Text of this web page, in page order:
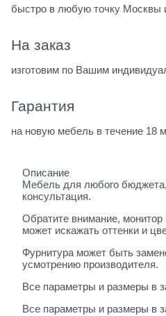
быстро в любую точку Москвы
На заказ
изготовим по Вашим
Гарантия
на новую мебель в течение 18
Описание
Мебель для любого
консультация.
Обратите внимание,
может искажать оттенки и
Фурнитура может быть
усмотрению производителя.
Все параметры и размеры в
Все параметры и размеры в